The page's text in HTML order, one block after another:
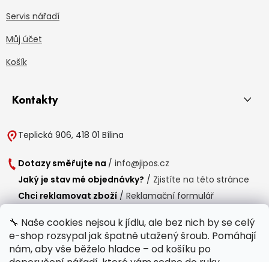
🔧 Naše cookies nejsou k jídlu, ale bez nich by se celý
e-shop rozsypal jak špatně utažený šroub. Pomáhají
nám, aby vše běželo hladce – od košíku po
Servis nářadí
Můj účet
Košík
Kontakty
Teplická 906, 418 01 Bílina
Dotazy směřujte na / info@jipos.cz
Jaký je stav mé objednávky? / Zjistíte na této stránce
Chci reklamovat zboží / Reklamační formulář
Provozní doba
Po-Čt / 8:00 - 15:00